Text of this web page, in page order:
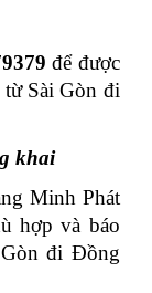
để được
từ Sài Gòn đi
khai
Minh Phát
hợp và báo
Gòn đi Đồng